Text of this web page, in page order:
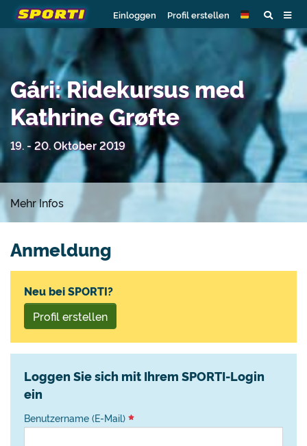
Einloggen Profil erstellen
Gári: Ridekursus med
Kathrine Grøfte
19. - 20. Oktober 2019
Mehr Infos
Anmeldung
Neu bei SPORTI?
Profil erstellen
Loggen Sie sich mit Ihrem SPORTI-Login
ein
Benutzername (E-Mail)